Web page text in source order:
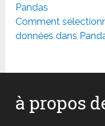
Pandas
Comment
données dans
à propos